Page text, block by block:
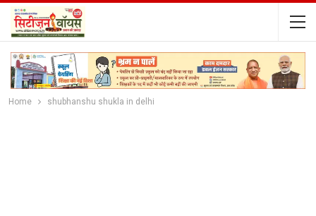
Home shubhanshu shukla in delhi